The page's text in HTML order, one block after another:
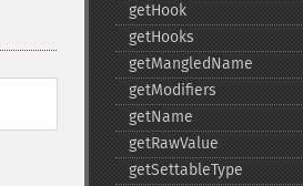
getHook
getHooks
getMangledName
getModifiers
getName
getRawValue
getSettableType